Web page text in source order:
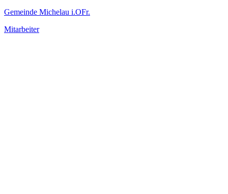
Gemeinde Michelau i.OFr.
Mitarbeiter